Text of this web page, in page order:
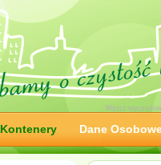
Kontenery Dane